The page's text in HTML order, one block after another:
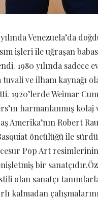
yılında Venezuela’da
işleri ile uğraşan
1980 yılında sadece
tuvali ve ilham kaynağı
1920’lerde Weimar
harmanlanmış kolaj
Amerika’nın Robert
öncülüğü ile
Pop Art
bir
olan sanatçı
kalmadan çalışmalarını